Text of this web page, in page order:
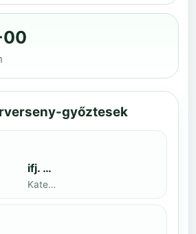
győztesek
ifj. Benedek Zoltán
Kategoria1 neve · döntős: Lajkó Hunor